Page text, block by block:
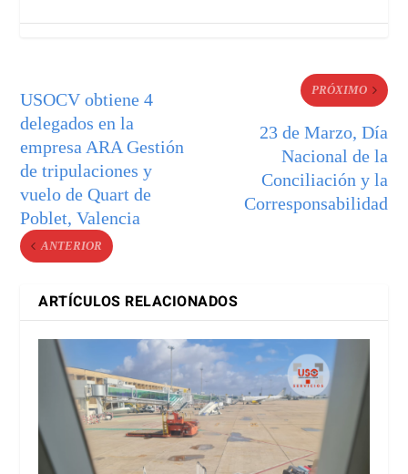
USOCV obtiene 4
delegados en la
empresa ARA Gestión
de tripulaciones y
vuelo de Quart de
Poblet, Valencia
ANTERIOR
PRÓXIMO
23 de Marzo, Día
Nacional de la
Conciliación y la
Corresponsabilidad
ARTÍCULOS RELACIONADOS